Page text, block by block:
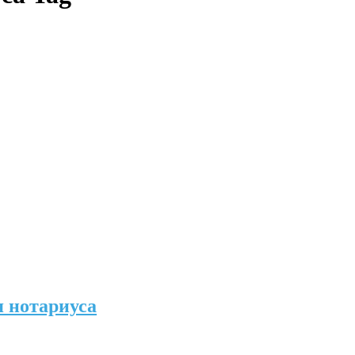
нотариуса